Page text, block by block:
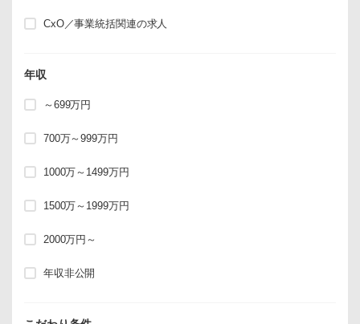
CxO／事業統括関連の求人
年収
～699万円
700万～999万円
1000万～1499万円
1500万～1999万円
2000万円～
年収非公開